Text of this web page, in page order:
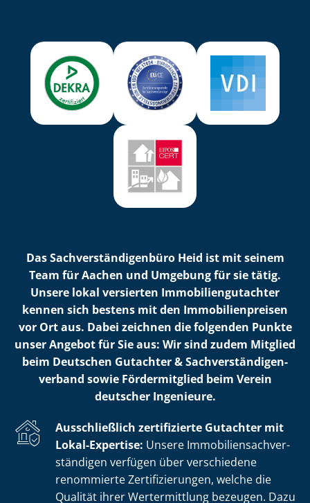
Das Sach­ver­stän­di­gen­bü­ro Heid ist mit seinem
Team für Aachen und Umgebung für sie tätig.
Unsere lokal versierten Im­mo­bi­li­en­gut­ach­ter
kennen sich bestens mit den Im­mo­bi­li­en­prei­sen
vor Ort aus. Dabei zeichnen die folgenden Punkte
unser Angebot für Sie aus: Wir sind zudem Mitglied
beim Deutschen Gutachter & Sach­ver­stän­di­gen­
ver­band sowie Fördermitglied beim Verein
deutscher Ingenieure.
Ausschließlich zertifizierte Gutachter mit
Lokal-Expertise: Unsere Im­mo­bi­li­en­sach­ver­
stän­di­gen verfügen über verschiedene
renommierte Zer­ti­fi­zie­run­gen, welche die
Qualität ihrer Wertermittlung bezeugen. Dazu